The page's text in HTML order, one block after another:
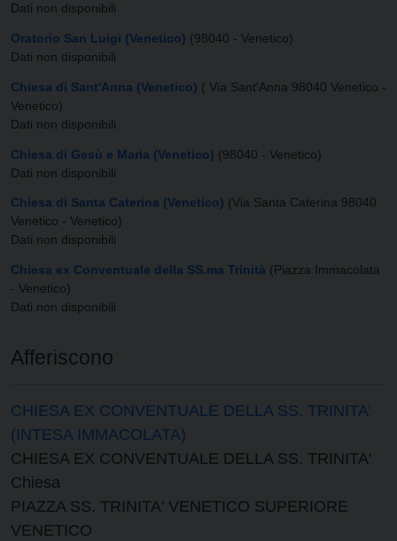
Dati non disponibili
Oratorio San Luigi (Venetico) (98040 - Venetico)
Dati non disponibili
Chiesa di Sant'Anna (Venetico) ( Via Sant'Anna 98040 Venetico -
Venetico)
Dati non disponibili
Chiesa di Gesù e Maria (Venetico) (98040 - Venetico)
Dati non disponibili
Chiesa di Santa Caterina (Venetico) (Via Santa Caterina 98040
Venetico - Venetico)
Dati non disponibili
Chiesa ex Conventuale della SS.ma Trinità (Piazza Immacolata
- Venetico)
Dati non disponibili
Afferiscono
CHIESA EX CONVENTUALE DELLA SS. TRINITA’
(INTESA IMMACOLATA)
CHIESA EX CONVENTUALE DELLA SS. TRINITA'
Chiesa
PIAZZA SS. TRINITA' VENETICO SUPERIORE
VENETICO